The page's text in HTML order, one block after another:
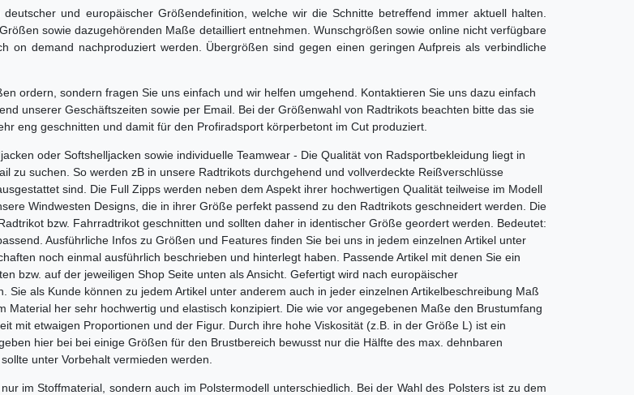
und europäischer Größendefinition, welche wir die Schnitte betreffend immer aktuell halten.
sowie dazugehörenden Maße detailliert entnehmen. Wunschgrößen sowie online nicht verfügbare
on demand nachproduziert werden. Übergrößen sind gegen einen geringen Aufpreis als verbindliche
ordern, sondern fragen Sie uns einfach und wir helfen umgehend. Kontaktieren Sie uns dazu einfach
unserer Geschäftszeiten sowie per Email. Bei der Größenwahl von Radtrikots beachten bitte das sie
eng geschnitten und damit für den Profiradsport körperbetont im Cut produziert.
oder Softshelljacken sowie individuelle Teamwear - Die Qualität von Radsportbekleidung liegt in
zu suchen. So werden zB in unsere Radtrikots durchgehend und vollverdeckte Reißverschlüsse
sind. Die Full Zipps werden neben dem Aspekt ihrer hochwertigen Qualität teilweise im Modell
Windwesten Designs, die in ihrer Größe perfekt passend zu den Radtrikots geschneidert werden. Die
bzw. Fahrradtrikot geschnitten und sollten daher in identischer Größe geordert werden. Bedeutet:
Ausführliche Infos zu Größen und Features finden Sie bei uns in jedem einzelnen Artikel unter
noch einmal ausführlich beschrieben und hinterlegt haben. Passende Artikel mit denen Sie ein
bzw. auf der jeweiligen Shop Seite unten als Ansicht. Gefertigt wird nach europäischer
als Kunde können zu jedem Artikel unter anderem auch in jeder einzelnen Artikelbeschreibung Maß
her sehr hochwertig und elastisch konzipiert. Die wie vor angegebenen Maße den Brustumfang
mit etwaigen Proportionen und der Figur. Durch ihre hohe Viskosität (z.B. in der Größe L) ist ein
hier bei bei einige Größen für den Brustbereich bewusst nur die Hälfte des max. dehnbaren
unter Vorbehalt vermieden werden.
im Stoffmaterial, sondern auch im Polstermodell unterschiedlich. Bei der Wahl des Polsters ist zu dem